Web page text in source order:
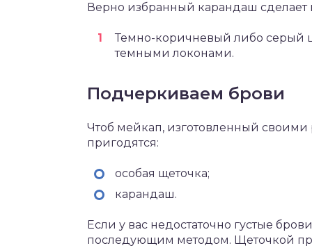
Верно избранный карандаш
Темно-коричневый либо серый
темными локонами.
Подчеркиваем брови
Чтоб мейкап, изготовленный своими
пригодятся:
особая щеточка;
карандаш.
Если у вас недостаточно густые
последующим методом. Щеточкой